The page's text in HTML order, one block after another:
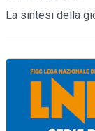
La sintesi della